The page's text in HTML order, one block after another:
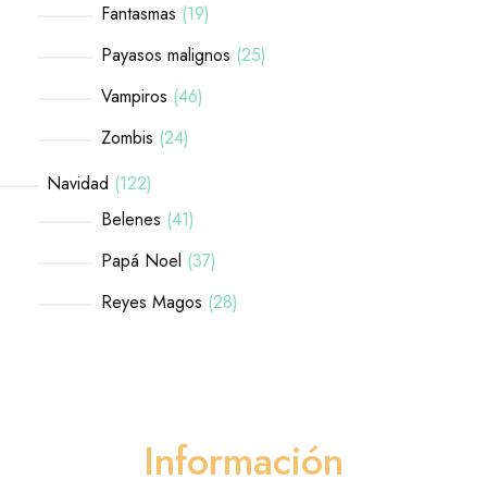
Fantasmas 19
Payasos malignos 25
Vampiros 46
Zombis 24
Navidad 122
Belenes 41
Papá Noel 37
Reyes Magos 28
Información